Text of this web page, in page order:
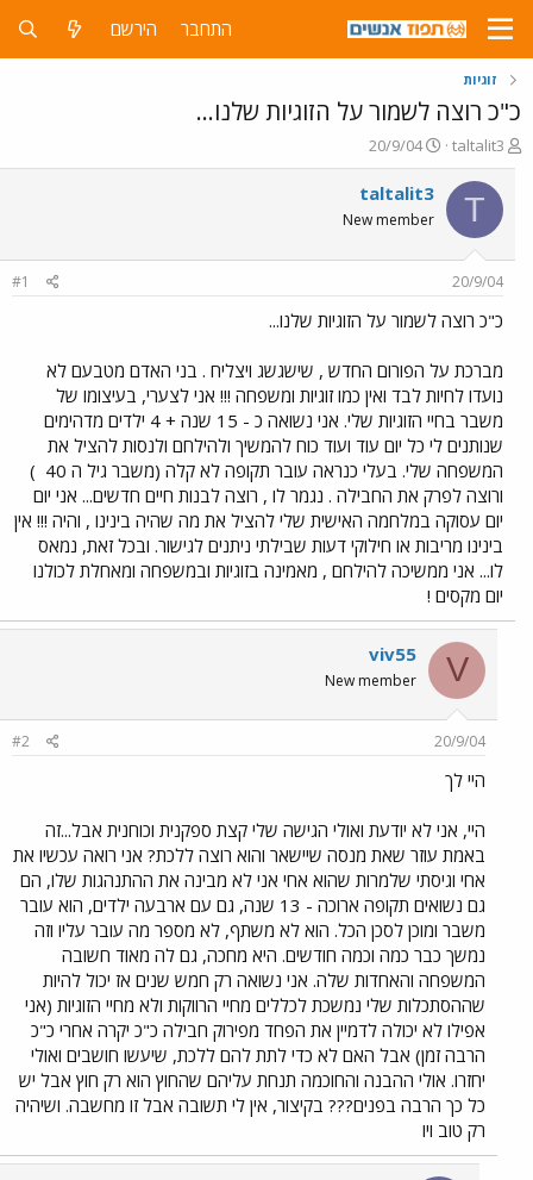
התחבר הירשם
זוגיות
כ"כ רוצה לשמור על הזוגיות שלנו...
פ
ו
ת
ח
ה
ש
א
taltalit3
פ
ו
ר
ם
ר
20/9/04
T
taltalit3
New member
20/9/04
#1
כ"כ רוצה לשמור על הזוגיות שלנו...
מברכת על הפורום החדש , שישגשג ויצליח . בני האדם מטבעם לא
נועדו לחיות לבד ואין כמו זוגיות ומשפחה !!! אני לצערי, בעיצומו של
משבר בחיי הזוגיות שלי. אני נשואה כ - 15 שנה + 4 ילדים מדהימים
שנותנים לי כל יום עוד ועוד כוח להמשיך ולהילחם ולנסות להציל את
המשפחה שלי. בעלי כנראה עובר תקופה לא קלה (משבר גיל ה 40
)
ורוצה לפרק את החבילה . נגמר לו , רוצה לבנות חיים חדשים... אני יום
יום עסוקה במלחמה האישית שלי להציל את מה שהיה בינינו , והיה !!! אין
בינינו מריבות או חילוקי דעות שבילתי ניתנים לגישור. ובכל זאת, נמאס
לו... אני ממשיכה להילחם , מאמינה בזוגיות ובמשפחה ומאחלת לכולנו
יום מקסים !
V
viv55
New member
20/9/04
#2
היי לך
היי, אני לא יודעת ואולי הגישה שלי קצת ספקנית וכוחנית אבל...זה
באמת עוזר שאת מנסה שיישאר והוא רוצה ללכת? אני רואה עכשיו את
אחי וגיסתי שלמרות שהוא אחי אני לא מבינה את ההתנהגות שלו, הם
גם נשואים תקופה ארוכה - 13 שנה, גם עם ארבעה ילדים, הוא עובר
משבר ומוכן לסכן הכל. הוא לא משתף, לא מספר מה עובר עליו וזה
נמשך כבר כמה וכמה חודשים. היא מחכה, גם לה מאוד חשובה
המשפחה והאחדות שלה. אני נשואה רק חמש שנים אז יכול להיות
שההסתכלות שלי נמשכת לכללים מחיי הרווקות ולא מחיי הזוגיות (אני
אפילו לא יכולה לדמיין את הפחד מפירוק חבילה כ"כ יקרה אחרי כ"כ
הרבה זמן) אבל האם לא כדי לתת להם ללכת, שיעשו חושבים ואולי
יחזרו. אולי ההבנה והחוכמה תנחת עליהם שהחוץ הוא רק חוץ אבל יש
כל כך הרבה בפנים??? בקיצור, אין לי תשובה אבל זו מחשבה. ושיהיה
רק טוב ויו